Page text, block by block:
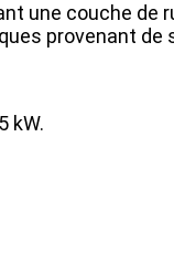
une couche de
provenant de
kW.